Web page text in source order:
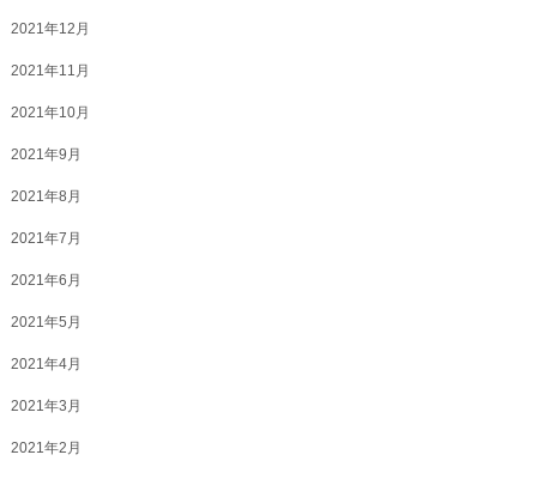
2021年12月
2021年11月
2021年10月
2021年9月
2021年8月
2021年7月
2021年6月
2021年5月
2021年4月
2021年3月
2021年2月